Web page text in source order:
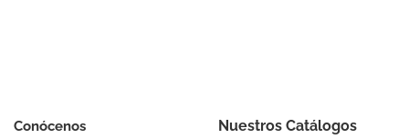
Conócenos Nuestros Catálogos